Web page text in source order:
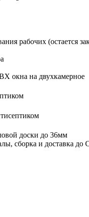
рабочих (остается
окна на двухкамерное
доски до 36мм
сборка и доставка до